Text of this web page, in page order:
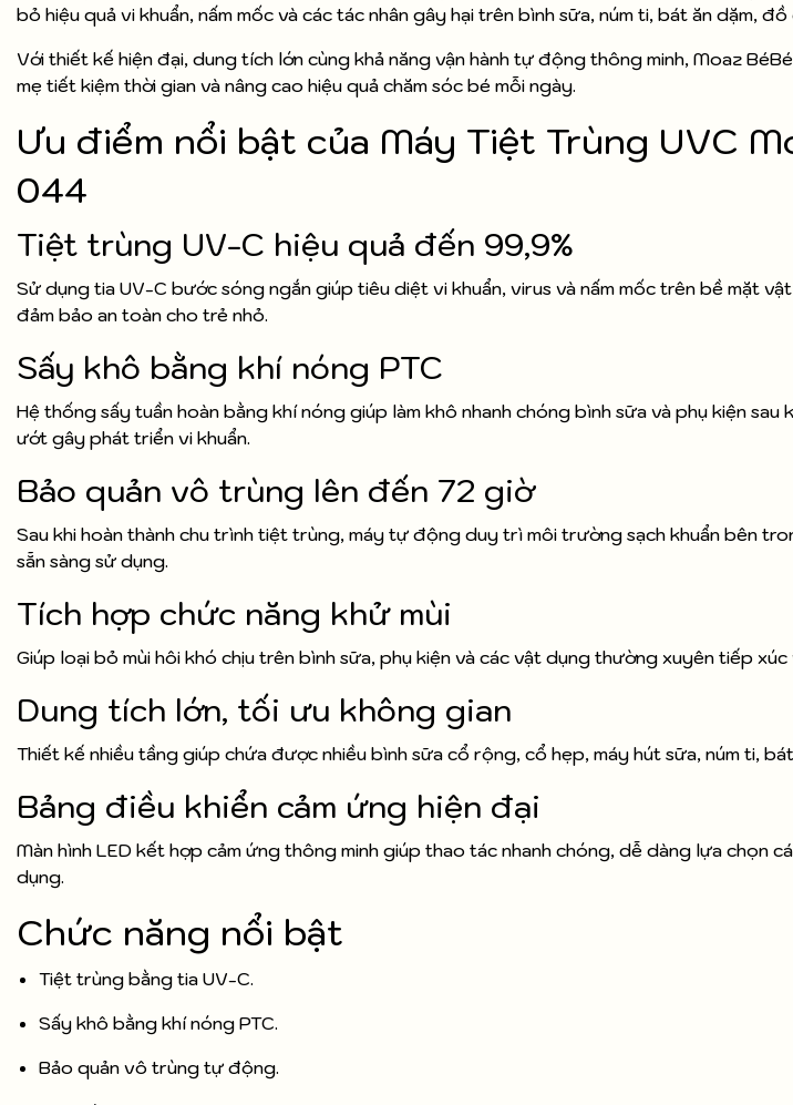
bỏ hiệu quả vi khuẩn, nấm mốc và các tác nhân gây hại trên bình sữa, núm ti, bát ăn dặm,
Với thiết kế hiện đại, dung tích lớn cùng khả năng vận hành tự động thông minh, Moaz
mẹ tiết kiệm thời gian và nâng cao hiệu quả chăm sóc bé mỗi ngày.
Ưu điểm nổi bật của Máy Tiệt Trùng UVC
044
Tiệt trùng UV-C hiệu quả đến 99,9%
Sử dụng tia UV-C bước sóng ngắn giúp tiêu diệt vi khuẩn, virus và nấm mốc trên bề mặt
đảm bảo an toàn cho trẻ nhỏ.
Sấy khô bằng khí nóng PTC
Hệ thống sấy tuần hoàn bằng khí nóng giúp làm khô nhanh chóng bình sữa và phụ kiện sau
ướt gây phát triển vi khuẩn.
Bảo quản vô trùng lên đến 72 giờ
Sau khi hoàn thành chu trình tiệt trùng, máy tự động duy trì môi trường sạch khuẩn bên
sẵn sàng sử dụng.
Tích hợp chức năng khử mùi
Giúp loại bỏ mùi hôi khó chịu trên bình sữa, phụ kiện và các vật dụng thường xuyên tiếp
Dung tích lớn, tối ưu không gian
Thiết kế nhiều tầng giúp chứa được nhiều bình sữa cổ rộng, cổ hẹp, máy hút sữa, núm ti,
Bảng điều khiển cảm ứng hiện đại
Màn hình LED kết hợp cảm ứng thông minh giúp thao tác nhanh chóng, dễ dàng lựa chọn
dụng.
Chức năng nổi bật
Tiệt trùng bằng tia UV-C.
Sấy khô bằng khí nóng PTC.
Bảo quản vô trùng tự động.